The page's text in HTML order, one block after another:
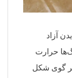
آزاد
حرارت
گوی شکل